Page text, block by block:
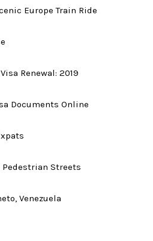
Europe Train Ride
Renewal: 2019
Documents Online
Pedestrian Streets
Venezuela